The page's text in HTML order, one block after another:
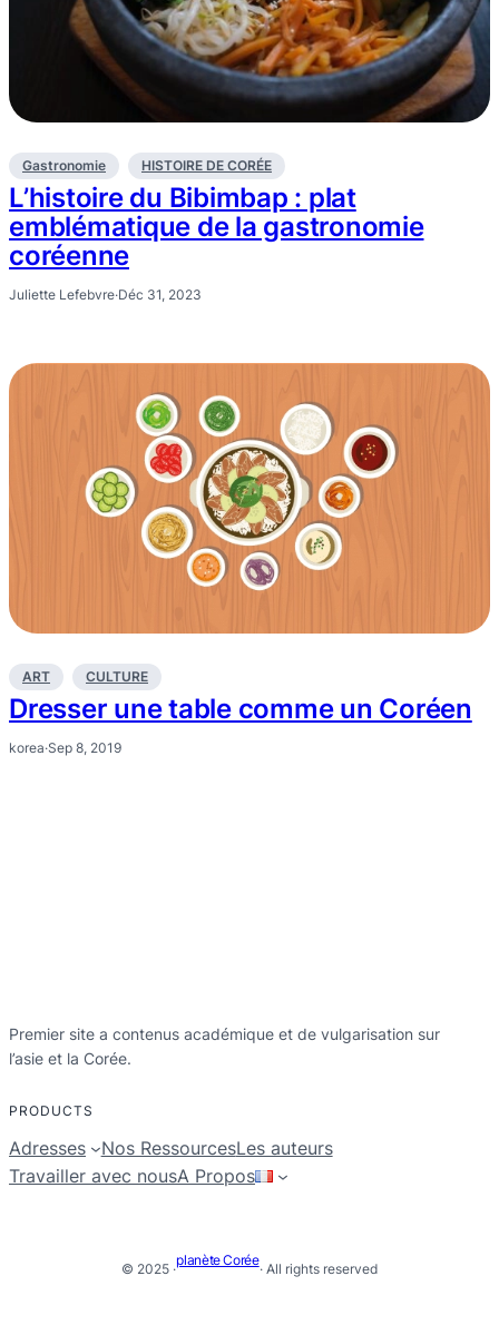
Gastronomie HISTOIRE DE CORÉE
L’histoire du Bibimbap : plat
emblématique de la gastronomie
coréenne
Juliette Lefebvre·Déc 31, 2023
ART CULTURE
Dresser une table comme un Coréen
korea·Sep 8, 2019
Premier site a contenus académique et de vulgarisation sur
l’asie et la Corée.
PRODUCTS
Adresses Nos RessourcesLes auteurs
Travailler avec nousA Propos
© 2025 ·
planète Corée
· All rights reserved